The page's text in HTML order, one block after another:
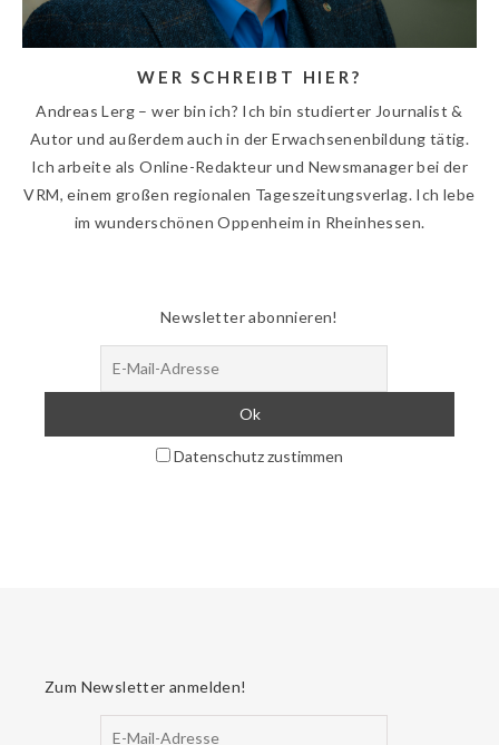
WER SCHREIBT HIER?
Andreas Lerg – wer bin ich? Ich bin studierter Journalist &
Autor und außerdem auch in der Erwachsenenbildung tätig.
Ich arbeite als Online-Redakteur und Newsmanager bei der
VRM, einem großen regionalen Tageszeitungsverlag. Ich lebe
im wunderschönen Oppenheim in Rheinhessen.
Newsletter abonnieren!
Datenschutz zustimmen
Zum Newsletter anmelden!